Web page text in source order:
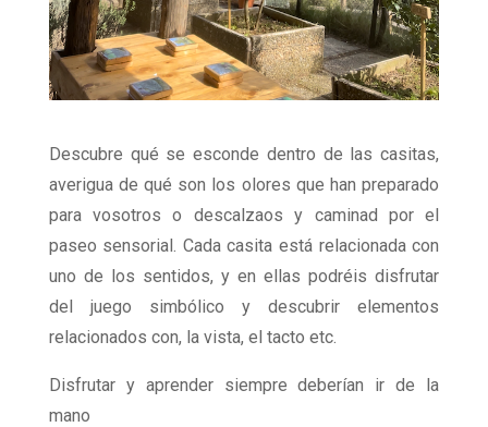
Descubre qué se esconde dentro de las casitas,
averigua de qué son los olores que han preparado
para vosotros o descalzaos y caminad por el
paseo sensorial. Cada casita está relacionada con
uno de los sentidos, y en ellas podréis disfrutar
del juego simbólico y descubrir elementos
relacionados con, la vista, el tacto etc.
Disfrutar y aprender siempre deberían ir de la
mano